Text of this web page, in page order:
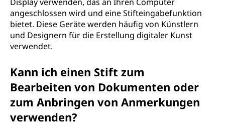
angeschlossen wird und eine Stifteingabefunktion
bietet. Diese Geräte werden häufig von Künstlern
und Designern für die Erstellung digitaler Kunst
verwendet.
Kann ich einen Stift zum
Bearbeiten von Dokumenten oder
zum Anbringen von Anmerkungen
verwenden?